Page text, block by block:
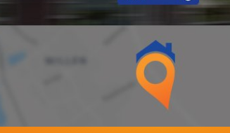
bezichtigingsafspraak neemt u contact op via
Ja
119 m²
135 m²
382 m³